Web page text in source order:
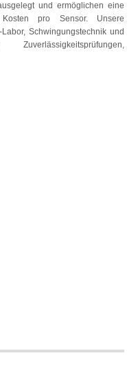
und ermöglichen eine
pro Sensor. Unsere
Schwingungstechnik und